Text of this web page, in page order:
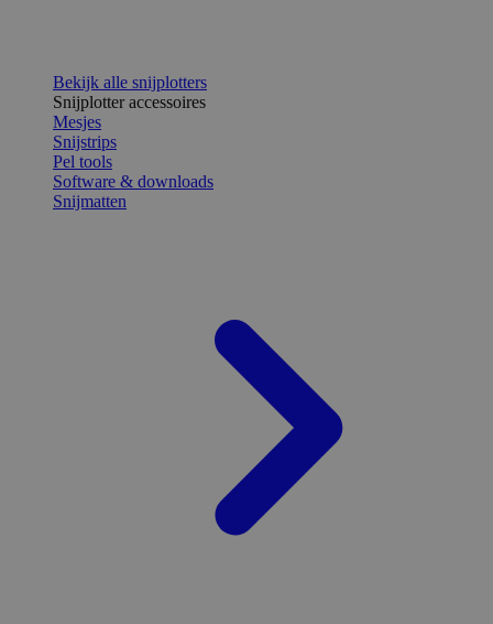
Bekijk alle snijplotters
Snijplotter accessoires
Mesjes
Snijstrips
Pel tools
Software & downloads
Snijmatten